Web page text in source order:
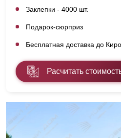
Заклепки - 4000 шт.
Подарок-сюрприз
Бесплатная доставка до
Расчитать